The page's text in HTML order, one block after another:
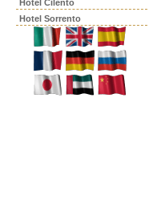
Hotel Cilento
Hotel Sorrento